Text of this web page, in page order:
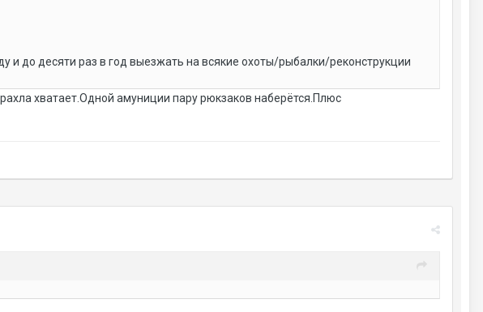
и до десяти раз в год выезжать на всякие охоты/рыбалки/реконструкции
хватает.Одной амуниции пару рюкзаков наберётся.Плюс